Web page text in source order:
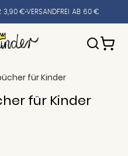
3,90 € VERSANDFREI AB 60 €
für Kinder
für Kinder